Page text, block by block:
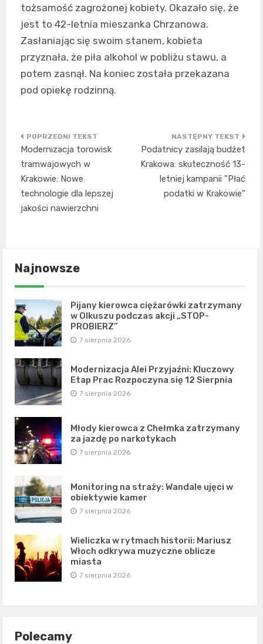
tożsamość zagrożonej kobiety. Okazało się, że
jest to 42-letnia mieszanka Chrzanowa.
Zasłaniając się swoim stanem, kobieta
przyznała, że piła alkohol w pobliżu stawu, a
potem zasnął. Na koniec została przekazana
pod opiekę rodzinną.
Nawigacja
wpisu
Modernizacja torowisk
tramwajowych w
Krakowie: Nowe
technologie dla lepszej
jakości nawierzchni
Podatnicy zasilają budżet
Krakowa: skuteczność 13-
letniej kampanii "Płać
podatki w Krakowie"
Najnowsze
Pijany kierowca ciężarówki zatrzymany
w Olkuszu podczas akcji „STOP-
PROBIERZ”
7 sierpnia 2026
Modernizacja Alei Przyjaźni: Kluczowy
Etap Prac Rozpoczyna się 12 Sierpnia
7 sierpnia 2026
Młody kierowca z Chełmka zatrzymany
za jazdę po narkotykach
7 sierpnia 2026
Monitoring na straży: Wandale ujęci w
obiektywie kamer
7 sierpnia 2026
Wieliczka w rytmach historii: Mariusz
Włoch odkrywa muzyczne oblicze
miasta
7 sierpnia 2026
Polecamy